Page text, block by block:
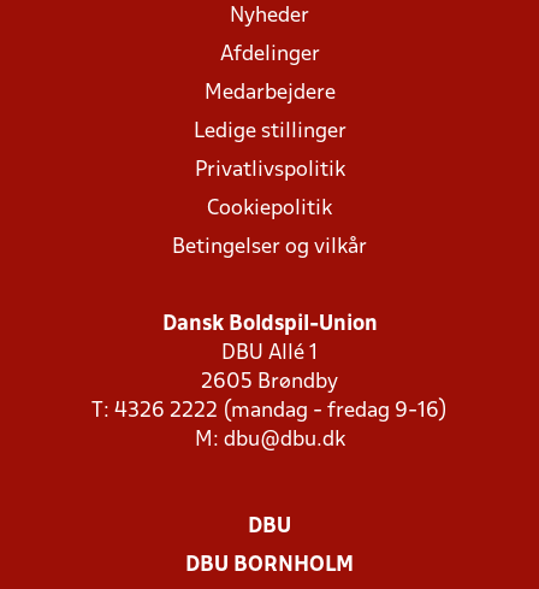
Nyheder
Afdelinger
Medarbejdere
Ledige stillinger
Privatlivspolitik
Cookiepolitik
Betingelser og vilkår
Dansk Boldspil-Union
DBU Allé 1
2605 Brøndby
T: 4326 2222 (mandag - fredag 9-16)
M: dbu@dbu.dk
DBU
DBU BORNHOLM